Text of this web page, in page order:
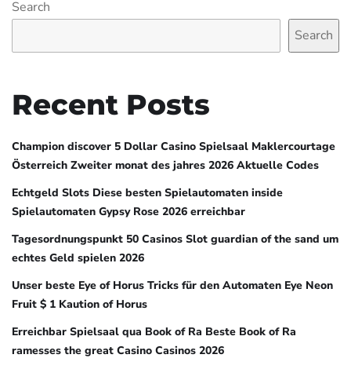
Search
Search
Recent Posts
Champion discover 5 Dollar Casino Spielsaal Maklercourtage
Österreich Zweiter monat des jahres 2026 Aktuelle Codes
Echtgeld Slots Diese besten Spielautomaten inside
Spielautomaten Gypsy Rose 2026 erreichbar
Tagesordnungspunkt 50 Casinos Slot guardian of the sand um
echtes Geld spielen 2026
Unser beste Eye of Horus Tricks für den Automaten Eye Neon
Fruit $ 1 Kaution of Horus
Erreichbar Spielsaal qua Book of Ra Beste Book of Ra
ramesses the great Casino Casinos 2026